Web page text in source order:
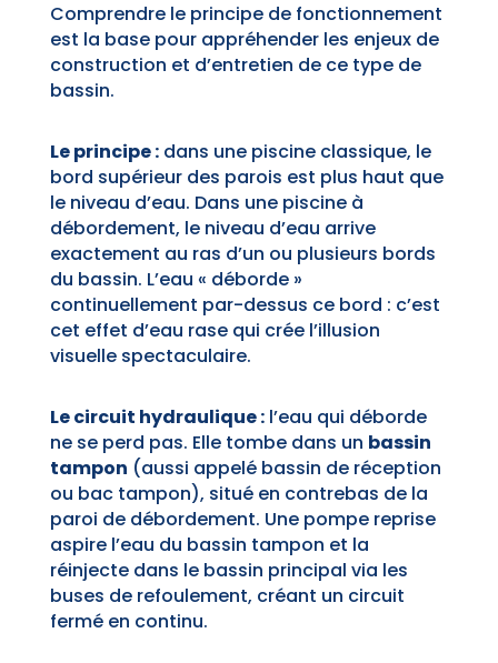
Comprendre le principe de fonctionnement
est la base pour appréhender les enjeux de
construction et d’entretien de ce type de
bassin.
Le principe :dans une piscine classique, le
bord supérieur des parois est plus haut que
le niveau d’eau. Dans une piscine à
débordement, le niveau d’eau arrive
exactement au ras d’un ou plusieurs bords
du bassin. L’eau « déborde »
continuellement par-dessus ce bord : c’est
cet effet d’eau rase qui crée l’illusion
visuelle spectaculaire.
Le circuit hydraulique :l’eau qui déborde
ne se perd pas. Elle tombe dans un bassin
tampon (aussi appelé bassin de réception
ou bac tampon), situé en contrebas de la
paroi de débordement. Une pompe reprise
aspire l’eau du bassin tampon et la
réinjecte dans le bassin principal via les
buses de refoulement, créant un circuit
fermé en continu.